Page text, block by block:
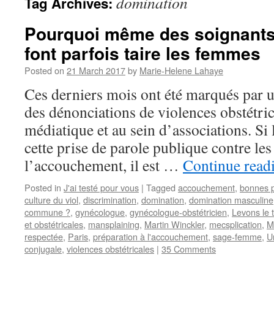
Pourquoi même des
font parfois taire les femmes
Posted on 21 March 2017by Marie-Helene Lahaye
Ces derniers mois ont été marqués par
des dénonciations de violences
médiatique et au sein d’associations.
cette prise de parole publique contre
l’accouchement, il est … Continue
Posted in J'ai testé pour vous | Tagged accouchement, bonnes
culture du viol, discrimination, domination, domination masculine
commune ?, gynécologue, gynécologue-obstétricien, Levons le
et obstétricales, mansplaining, Martin Winckler, mecsplication,
respectée, Paris, préparation à l'accouchement, sage-femme,
conjugale, violences obstétricales | 35 Comments